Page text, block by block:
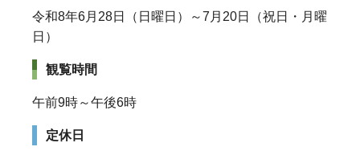
令和8年6月28日（日曜日）～7月20日（祝日・月曜
日）
観覧時間
午前9時～午後6時
定休日